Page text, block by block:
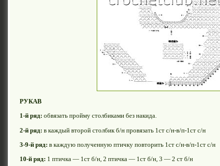
РУКАВ
1-й ряд: обвязать пройму столбиками без накида.
2-й ряд: в каждый второй столбик б/н провязать 1ст с/н-в/п-1ст с/н
3-9-й ряд: в каждую полученную птичку повторить 1ст с/н-в/п-1ст с/н
10-й ряд: 1 птичка — 1ст б/н, 2 птичка — 1ст б/н, 3 — 2 ст б/н